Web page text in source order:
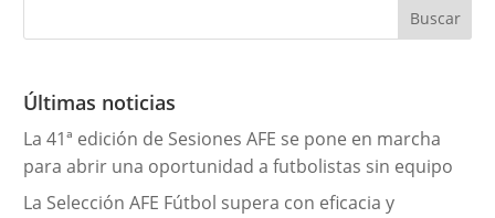
g
r
a
s
Últimas noticias
La 41ª edición de Sesiones AFE se pone en marcha
para abrir una oportunidad a futbolistas sin equipo
La Selección AFE Fútbol supera con eficacia y